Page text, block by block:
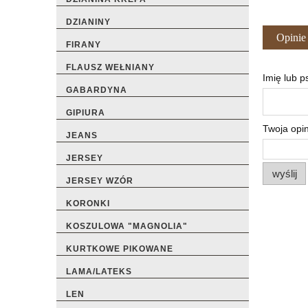
DZIANINY
FIRANY
FLAUSZ WEŁNIANY
GABARDYNA
GIPIURA
JEANS
JERSEY
JERSEY WZÓR
KORONKI
KOSZULOWA "MAGNOLIA"
KURTKOWE PIKOWANE
LAMA/LATEKS
LEN
Opinie
Imię lub
Twoja
wyślij